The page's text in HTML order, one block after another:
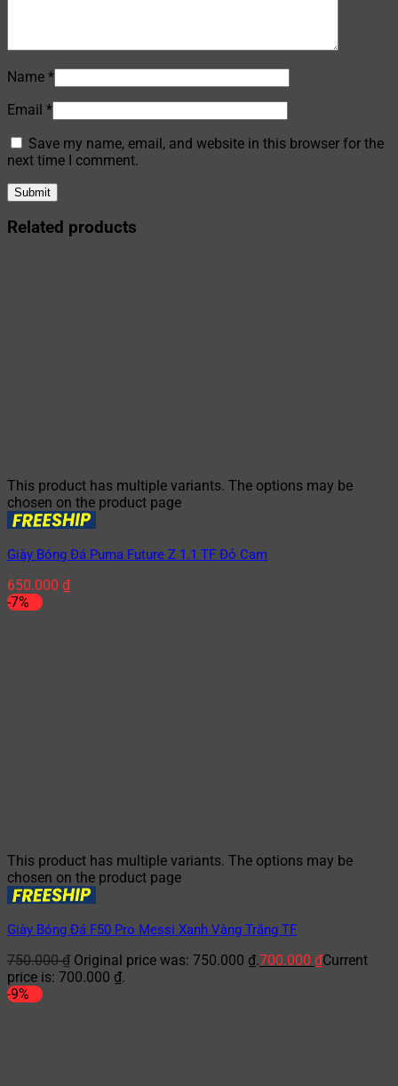
Name *
Email *
Save my name, email, and website in this browser for the
next time I comment.
Related products
This product has multiple variants. The options may be
chosen on the product page
Giày Bóng Đá Puma Future Z 1.1 TF Đỏ Cam
650.000 ₫
-7%
This product has multiple variants. The options may be
chosen on the product page
Giày Bóng Đá F50 Pro Messi Xanh Vàng Trắng TF
750.000₫ Original price was: 750.000 ₫.700.000 ₫Current
price is: 700.000 ₫.
-9%